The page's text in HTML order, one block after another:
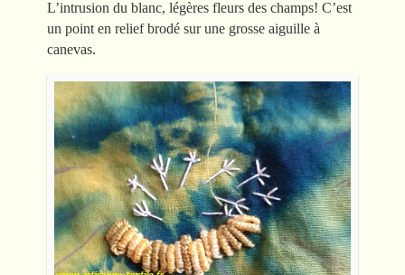
L’intrusion du blanc, légères fleurs des champs! C’est
un point en relief brodé sur une grosse aiguille à
canevas.